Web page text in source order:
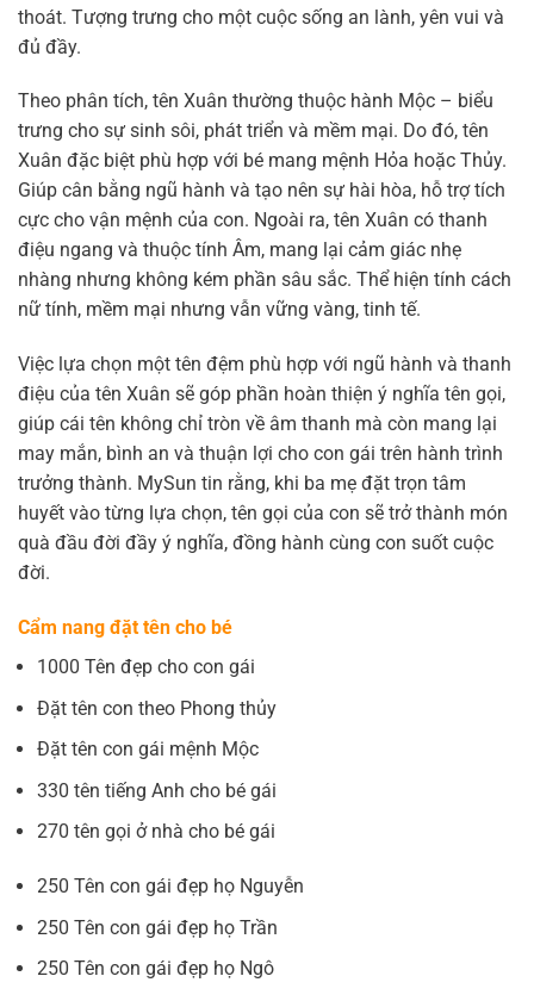
thoát. Tượng trưng cho một cuộc sống an lành, yên vui và
đủ đầy.
Theo phân tích, tên Xuân thường thuộc hành Mộc – biểu
trưng cho sự sinh sôi, phát triển và mềm mại. Do đó, tên
Xuân đặc biệt phù hợp với bé mang mệnh Hỏa hoặc Thủy.
Giúp cân bằng ngũ hành và tạo nên sự hài hòa, hỗ trợ tích
cực cho vận mệnh của con. Ngoài ra, tên Xuân có thanh
điệu ngang và thuộc tính Âm, mang lại cảm giác nhẹ
nhàng nhưng không kém phần sâu sắc. Thể hiện tính cách
nữ tính, mềm mại nhưng vẫn vững vàng, tinh tế.
Việc lựa chọn một tên đệm phù hợp với ngũ hành và thanh
điệu của tên Xuân sẽ góp phần hoàn thiện ý nghĩa tên gọi,
giúp cái tên không chỉ tròn về âm thanh mà còn mang lại
may mắn, bình an và thuận lợi cho con gái trên hành trình
trưởng thành. MySun tin rằng, khi ba mẹ đặt trọn tâm
huyết vào từng lựa chọn, tên gọi của con sẽ trở thành món
quà đầu đời đầy ý nghĩa, đồng hành cùng con suốt cuộc
đời.
Cẩm nang đặt tên cho bé
1000 Tên đẹp cho con gái
Đặt tên con theo Phong thủy
Đặt tên con gái mệnh Mộc
330 tên tiếng Anh cho bé gái
270 tên gọi ở nhà cho bé gái
250 Tên con gái đẹp họ Nguyễn
250 Tên con gái đẹp họ Trần
250 Tên con gái đẹp họ Ngô